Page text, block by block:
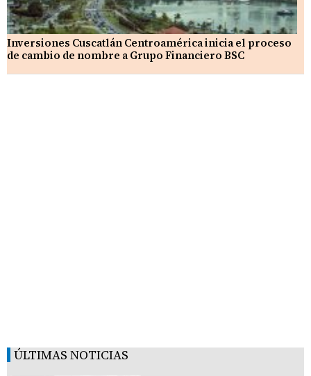
Inversiones Cuscatlán Centroamérica inicia el proceso
de cambio de nombre a Grupo Financiero BSC
ÚLTIMAS NOTICIAS